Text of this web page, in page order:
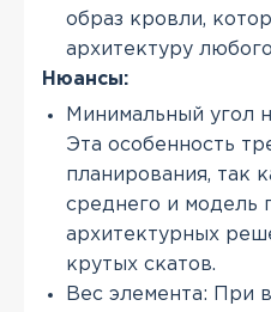
образ кровли,
архитектуру
Нюансы:
Минимальный угол
Эта особенность
планирования, так
среднего и модель
архитектурных
крутых скатов.
Вес элемента: При